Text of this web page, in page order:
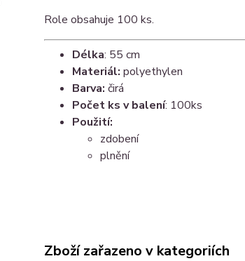
Role obsahuje 100 ks.
Délka: 55 cm
Materiál: polyethylen
Barva: čirá
Počet ks v balení: 100ks
Použití:
zdobení
plnění
Zboží zařazeno v kategoriích